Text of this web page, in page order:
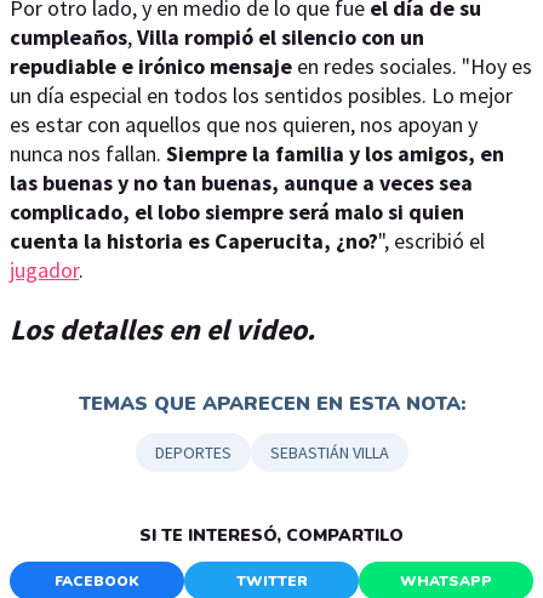
Por otro lado, y en medio de lo que fue el día de su
cumpleaños,Villa rompió el silencio con un
repudiable e irónico mensaje en redes sociales. "Hoy es
un día especial en todos los sentidos posibles. Lo mejor
es estar con aquellos que nos quieren, nos apoyan y
nunca nos fallan. Siempre la familia y los amigos, en
las buenas y no tan buenas, aunque a veces sea
complicado, el lobo siempre será malo si quien
cuenta la historia es Caperucita, ¿no?", escribió el
jugador.
Los detalles en el video.
TEMAS QUE APARECEN EN ESTA NOTA:
DEPORTES SEBASTIÁN VILLA
SI TE INTERESÓ, COMPARTILO
FACEBOOK TWITTER WHATSAPP